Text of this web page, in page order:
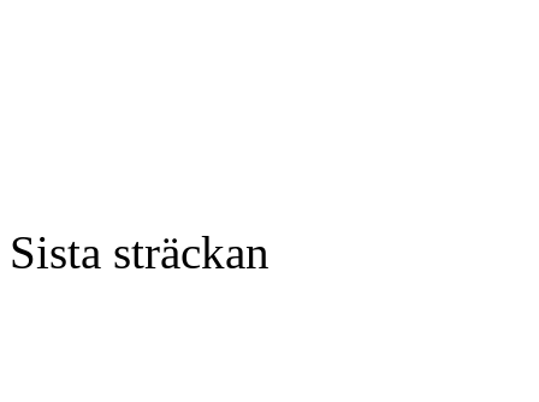
Sista sträckan